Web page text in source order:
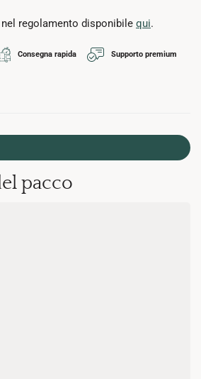
regolamento disponibile qui.
Consegna rapida Supporto premium
pacco